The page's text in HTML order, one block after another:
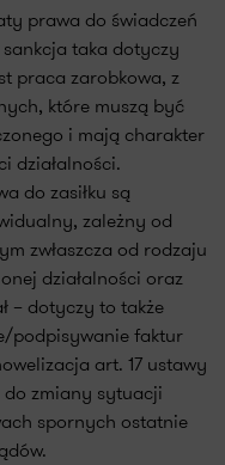
prawa do świadczeń
taka dotyczy
praca zarobkowa, z
które muszą być
i mają charakter
działalności.
do zasiłku są
zależny od
zwłaszcza od rodzaju
działalności oraz
– dotyczy to także
podpisywanie faktur
art. 17 ustawy
do zmiany sytuacji
spornych ostatnie